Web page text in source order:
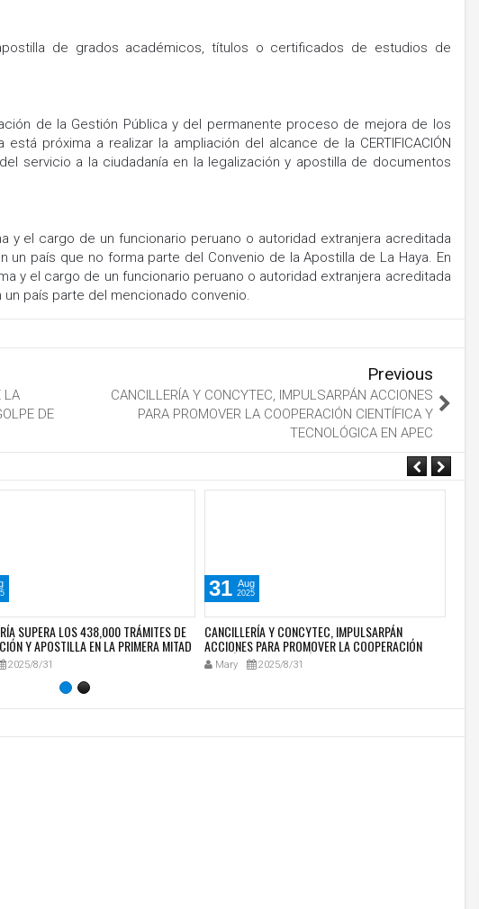
de grados académicos, títulos o certificados de estudios de
de la Gestión Pública y del permanente proceso de mejora de los
próxima a realizar la ampliación del alcance de la CERTIFICACIÓN
servicio a la ciudadanía en la legalización y apostilla de documentos
y el cargo de un funcionario peruano o autoridad extranjera acreditada
país que no forma parte del Convenio de la Apostilla de La Haya. En
y el cargo de un funcionario peruano o autoridad extranjera acreditada
país parte del mencionado convenio.
LA
DE
Previous
CANCILLERÍA Y CONCYTEC, IMPULSARPÁN ACCIONES
PARA PROMOVER LA COOPERACIÓN CIENTÍFICA Y
TECNOLÓGICA EN APEC
SUPERA LOS 438,000 TRÁMITES DE
Y APOSTILLA EN LA PRIMERA MITAD
2025/8/31
31 Aug
2025
CANCILLERÍA Y CONCYTEC, IMPULSARPÁN
ACCIONES PARA PROMOVER LA COOPERACIÓN
CIENTÍFICA Y TECNOLÓGICA EN APEC
Mary 2025/8/31